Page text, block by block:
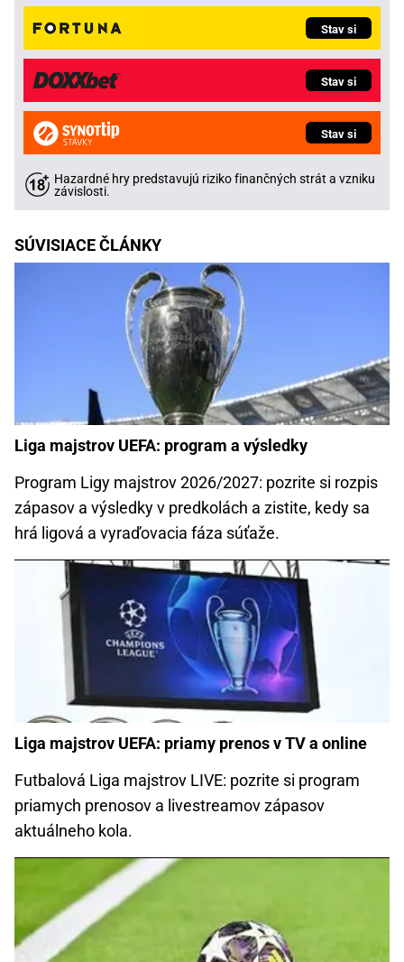
Stav si
Stav si
Stav si
Hazardné hry predstavujú riziko finančných strát a vzniku
závislosti.
SÚVISIACE ČLÁNKY
Liga majstrov UEFA: program a výsledky
Program Ligy majstrov 2026/2027: pozrite si rozpis
zápasov a výsledky v predkolách a zistite, kedy sa
hrá ligová a vyraďovacia fáza súťaže.
Liga majstrov UEFA: priamy prenos v TV a online
Futbalová Liga majstrov LIVE: pozrite si program
priamych prenosov a livestreamov zápasov
aktuálneho kola.